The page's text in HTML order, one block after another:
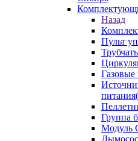
Назад
Пульт
Газовые
Группа
Модуль